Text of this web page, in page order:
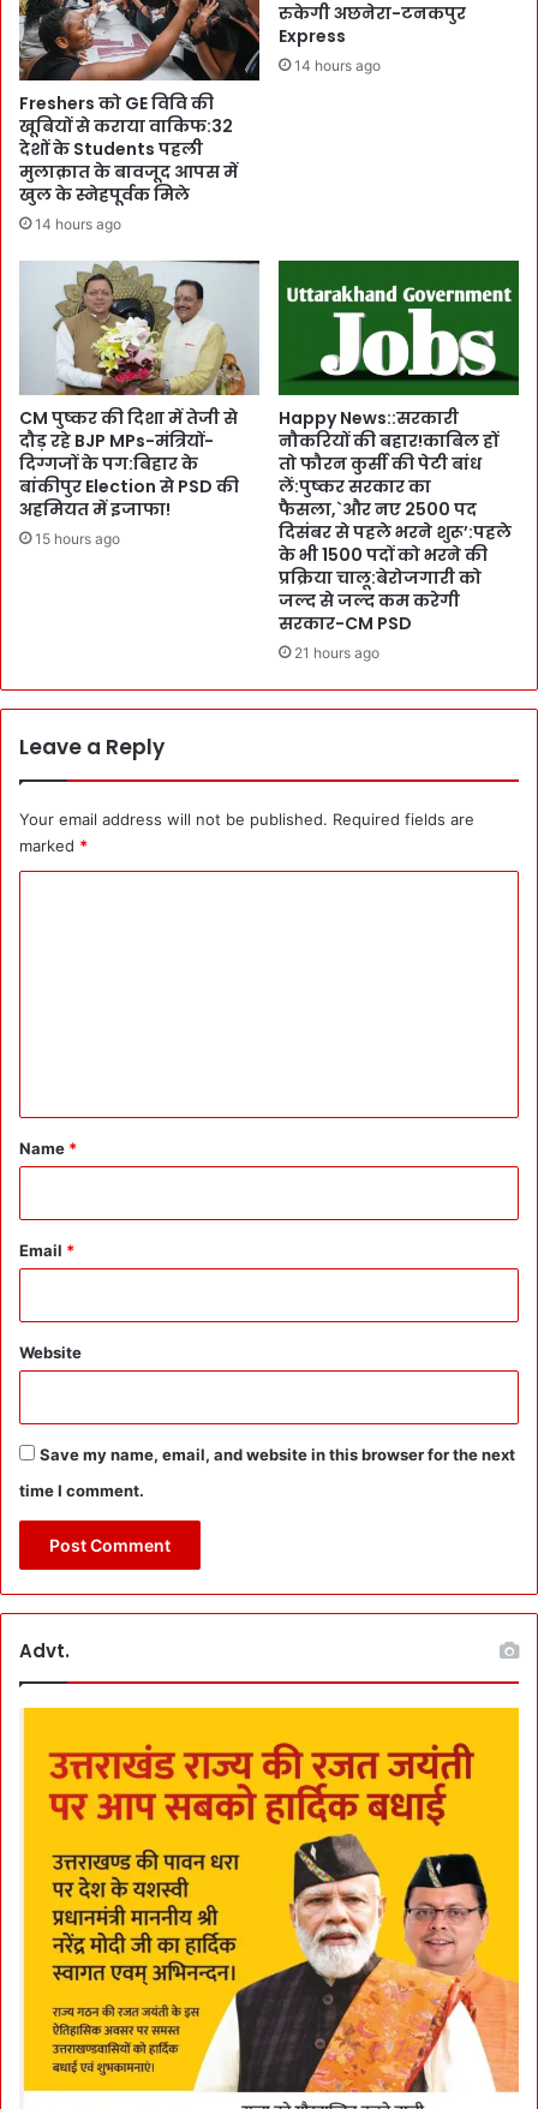
क
ई
दे
शों
के
रं
ग
C
n
v
o
n
C
e
r
e
न
ज
र
ए
C
M
पु
ष्क
र
ने
कि
या
स
न
लो
क
त
न्त्र
का
क
अ
य
Freshers को GE विवि की
खूबियों से कराया वाकिफ:32
देशों के Students पहली
मुलाक़ात के बावजूद आपस में
खुल के स्नेहपूर्वक मिले
14 hours ago
रुकेगी अछनेरा-टनकपुर
Express
14 hours ago
CM पुष्कर की दिशा में तेजी से
दौड़ रहे BJP MPs-मंत्रियों-
दिग्गजों के पग:बिहार के
बांकीपुर Election से PSD की
अहमियत में इजाफा!
15 hours ago
Happy News::सरकारी
नौकरियों की बहार!काबिल हों
तो फौरन कुर्सी की पेटी बांध
लें:पुष्कर सरकार का
फैसला,`और नए 2500 पद
दिसंबर से पहले भरने शुरू’:पहले
के भी 1500 पदों को भरने की
प्रक्रिया चालू:बेरोजगारी को
जल्द से जल्द कम करेगी
सरकार-CM PSD
21 hours ago
Leave a Reply
Your email address will not be published. Required fields are
marked *
*
Name *
Email *
Website
Save my name, email, and website in this browser for the next
time I comment.
Advt.